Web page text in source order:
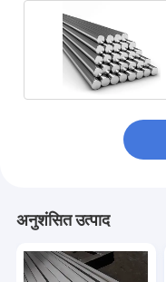
अनुशंसित उत्पाद